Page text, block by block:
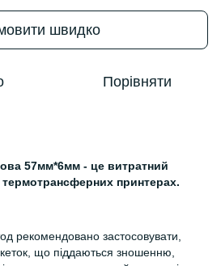
швидко
Порівняти
57мм*6мм - це витратний
термотрансферних принтерах.
рекомендовано застосовувати,
що піддаються зношенню,